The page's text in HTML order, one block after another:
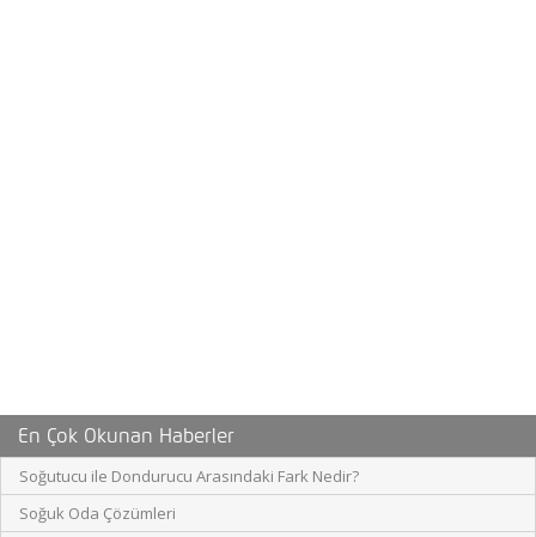
En Çok Okunan Haberler
Soğutucu ile Dondurucu Arasındaki Fark Nedir?
Soğuk Oda Çözümleri